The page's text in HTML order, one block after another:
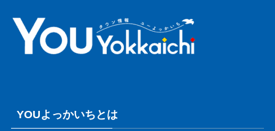
YOUよっかいちとは